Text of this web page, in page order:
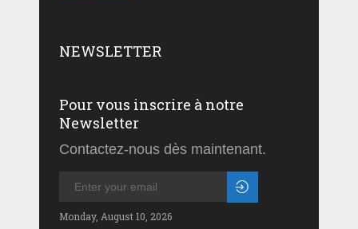
NEWSLETTER
Pour vous inscrire à notre
Newsletter
Contactez-nous dès maintenant.
Monday, August 10, 2026